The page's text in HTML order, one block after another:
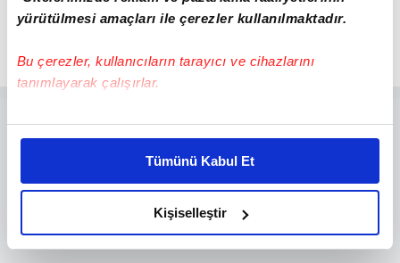
yürütülmesi amaçları ile çerezler kullanılmaktadır.
Bu çerezler, kullanıcıların tarayıcı ve cihazlarını
tanımlayarak çalışırlar.
Bu çerezlere izin vermeniz halinde sizlere özel
daha iyi reklam deneyimi yaşatabiliriz. Bunu yaparken
amacımızın size daha iyi bir reklam deneyimi sunmak
olduğunu ve sizlere en iyi içerikleri sunabilmek adına
elimizden gelen çabayı gösterdiğimizi ve bu noktada,
reklamların maliyetlerimizi karşılamak noktasında tek gelir
Tümünü Kabul Et
Kişiselleştir